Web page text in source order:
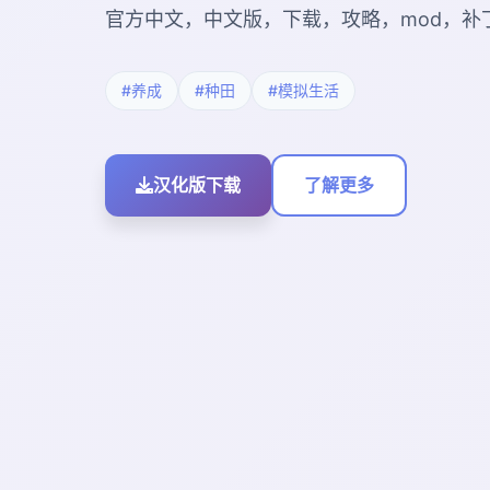
官方中文，中文版，下载，攻略，mod，补
#养成 #种田 #模拟生活
汉化版下载 了解更多